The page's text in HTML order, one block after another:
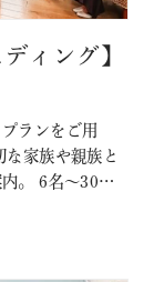
ィング】
ランをご用
家族や親族と
。 6名～30名
ンツ SPECIAL
ご来館特典 特